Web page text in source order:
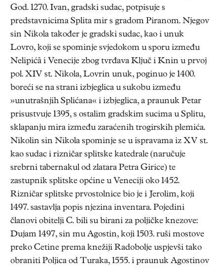
God. 1270. Ivan, gradski sudac, potpisuje s
predstavnicima Splita mir s gradom Piranom. Njegov
sin Nikola također je gradski sudac, kao i unuk
Lovro, koji se spominje svjedokom u sporu između
Nelipićâ i Venecije zbog tvrđava Ključ i Knin u prvoj
pol. XIV st. Nikola, Lovrin unuk, poginuo je 1400.
boreći se na strani izbjeglica u sukobu između
»unutrašnjih Splićana« i izbjeglica, a praunuk Petar
prisustvuje 1395, s ostalim gradskim sucima u Splitu,
sklapanju mira između zaraćenih trogirskih plemića.
Nikolin sin Nikola spominje se u ispravama iz XV st.
kao sudac i rizničar splitske katedrale (naručuje
srebrni tabernakul od zlatara Petra Girice) te
zastupnik splitske općine u Veneciji oko 1452.
Rizničar splitske prvostolnice bio je i Jerolim, koji
1497. sastavlja popis njezina inventara. Pojedini
članovi obitelji C. bili su birani za poljičke knezove:
Dujam 1497, sin mu Agostin, koji 1503. ruši mostove
preko Cetine prema knežiji Radobolje uspjevši tako
obraniti Poljica od Turaka, 1555. i praunuk Agostinov